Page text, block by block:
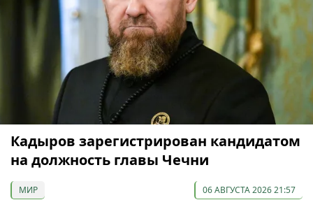
Кадыров зарегистрирован кандидатом
на должность главы Чечни
МИР 06 АВГУСТА 2026 21:57